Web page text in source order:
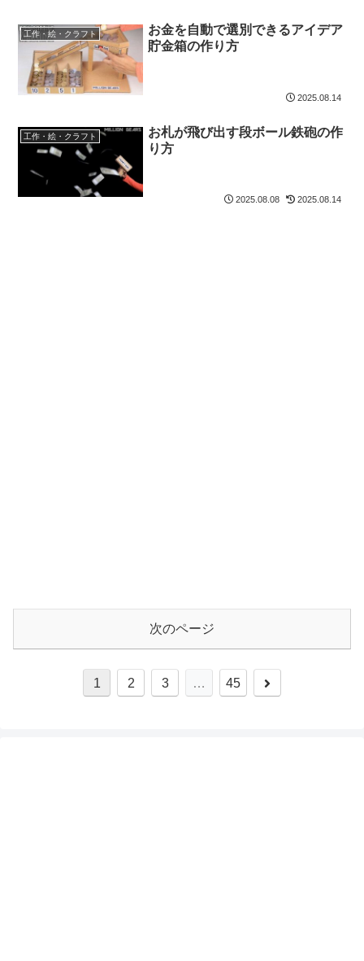
工作・絵・クラフト
お金を自動で選別できるアイデア
貯金箱の作り方
2025.08.14
工作・絵・クラフト
お札が飛び出す段ボール鉄砲の作
り方
2025.08.08 2025.08.14
次のページ
1 2 3 … 45